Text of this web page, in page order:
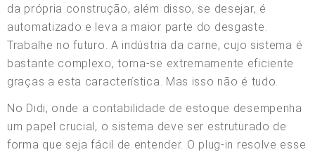
da própria construção, além disso, se desejar, é
automatizado e leva a maior parte do desgaste.
Trabalhe no futuro. A indústria da carne, cujo sistema é
bastante complexo, torna-se extremamente eficiente
graças a esta característica. Mas isso não é tudo.
No Didi, onde a contabilidade de estoque desempenha
um papel crucial, o sistema deve ser estruturado de
forma que seja fácil de entender. O plug-in resolve esse